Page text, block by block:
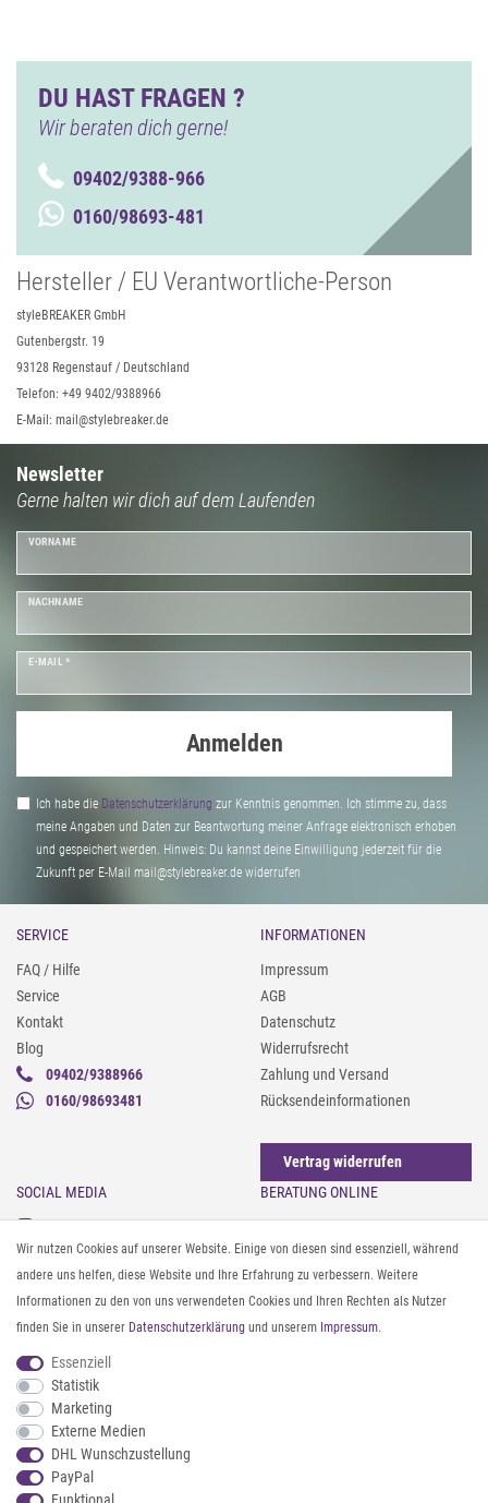
DU HAST FRAGEN ?
Wir beraten dich gerne!
09402/9388-966
0160/98693-481
Hersteller / EU Verantwortliche-Person
styleBREAKER GmbH
Gutenbergstr. 19
93128 Regenstauf / Deutschland
Telefon: +49 9402/9388966
E-Mail: mail@stylebreaker.de
Newsletter
Gerne halten wir dich auf dem Laufenden
VORNAME
NACHNAME
E-MAIL *
Anmelden
Ich habe die Daten­schutz­erklärung zur Kenntnis genommen. Ich stimme zu, dass
meine Angaben und Daten zur Beantwortung meiner Anfrage elektronisch erhoben
und gespeichert werden. Hinweis: Du kannst deine Einwilligung jederzeit für die
Zukunft per E-Mail mail@stylebreaker.de widerrufen
SERVICE
FAQ / Hilfe
Service
Kontakt
Blog
09402/9388966
0160/98693481
INFORMATIONEN
Impressum
AGB
Datenschutz
Widerrufsrecht
Zahlung und Versand
Rücksendeinformationen
Vertrag widerrufen
SOCIAL MEDIA
Instagram
Facebook
Pinterest
Twitter
Youtube
Threads
BERATUNG ONLINE
Gürtel messen & kürzen
Sonnenbrillen & UV-Schutz
Textilpflege
Textil- und Material-Guide
Geldbörse richtig organisieren
ZAHLUNG & VERSAND
Wir nutzen Cookies auf unserer Website. Einige von diesen sind essenziell, während
andere uns helfen, diese Website und Ihre Erfahrung zu verbessern. Weitere
Informationen zu den von uns verwendeten Cookies und Ihren Rechten als Nutzer
finden Sie in unserer Daten­schutz­erklärung und unserem Impressum.
Essenziell
Statistik
Marketing
Externe Medien
DHL Wunschzustellung
PayPal